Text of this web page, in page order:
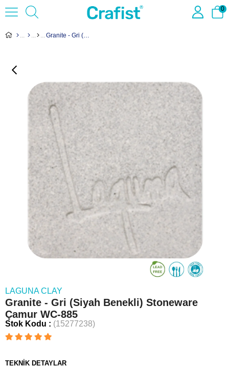
0
Granite - Gri (Siyah Benekli) Stoneware Çamur WC-885
LAGUNA CLAY
Granite - Gri (Siyah Benekli) Stoneware
Çamur WC-885
Stok Kodu (15277238)
TEKNİK DETAYLAR